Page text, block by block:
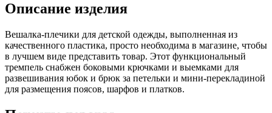
Описание изделия
Вешалка-плечики для детской одежды, выполненная из
качественного пластика, просто необходима в магазине, чтобы
в лучшем виде представить товар. Этот функциональный
тремпель снабжен боковыми крючками и выемками для
развешивания юбок и брюк за петельки и мини-перекладиной
для размещения поясов, шарфов и платков.